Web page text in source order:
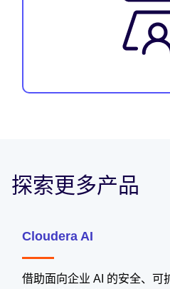
探索更多产品
Cloudera AI
借助面向企业 AI 的安全、可